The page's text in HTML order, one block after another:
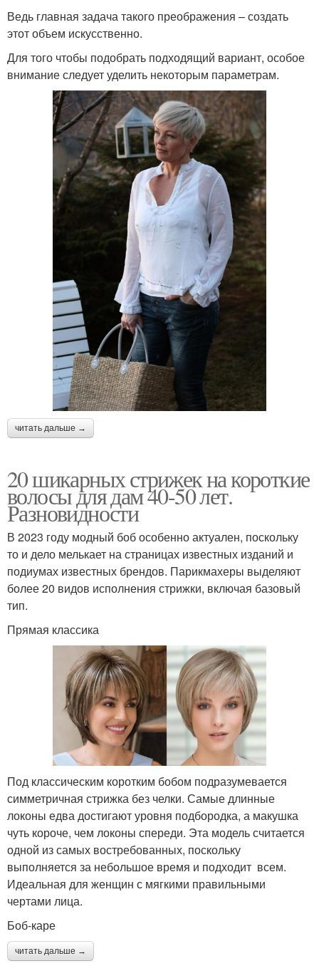
Ведь главная задача такого преображения – создать
этот объем искусственно.
Для того чтобы подобрать подходящий вариант, особое
внимание следует уделить некоторым параметрам.
читать дальше →
20 шикарных стрижек на короткие
волосы для дам 40-50 лет.
Разновидности
В 2023 году модный боб особенно актуален, поскольку
то и дело мелькает на страницах известных изданий и
подиумах известных брендов. Парикмахеры выделяют
более 20 видов исполнения стрижки, включая базовый
тип.
Прямая классика
Под классическим коротким бобом подразумевается
симметричная стрижка без челки. Самые длинные
локоны едва достигают уровня подбородка, а макушка
чуть короче, чем локоны спереди. Эта модель считается
одной из самых востребованных, поскольку
выполняется за небольшое время и подходит всем.
Идеальная для женщин с мягкими правильными
чертами лица.
Боб-каре
читать дальше →